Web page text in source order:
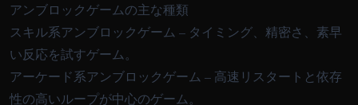
アンブロックゲームの主な種類
スキル系アンブロックゲーム – タイミング、精密さ、素早
い反応を試すゲーム。
アーケード系アンブロックゲーム – 高速リスタートと依存
性の高いループが中心のゲーム。